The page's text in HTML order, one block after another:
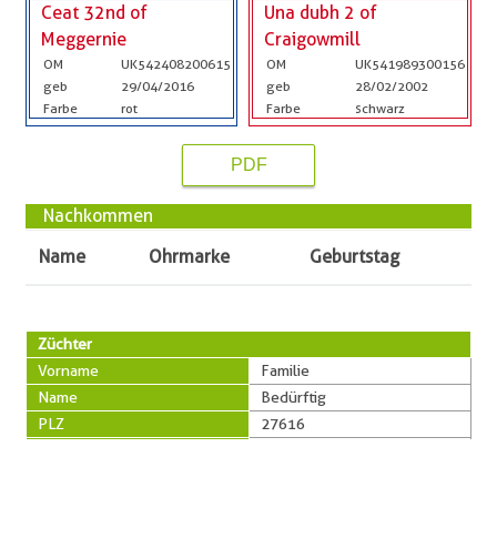
Ceat 32nd of
Meggernie
OM
UK542408200615
geb
29/04/2016
Farbe
rot
Una dubh 2 of
Craigowmill
OM
UK541989300156
geb
28/02/2002
Farbe
schwarz
PDF
Nachkommen
Name
Ohrmarke Geburtstag
Züchter
Vorname
Familie
Name
Bedürftig
PLZ
27616